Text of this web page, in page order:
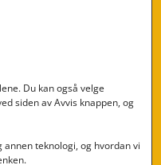
Du kan også velge
siden av Avvis knappen, og
teknologi, og hvordan vi